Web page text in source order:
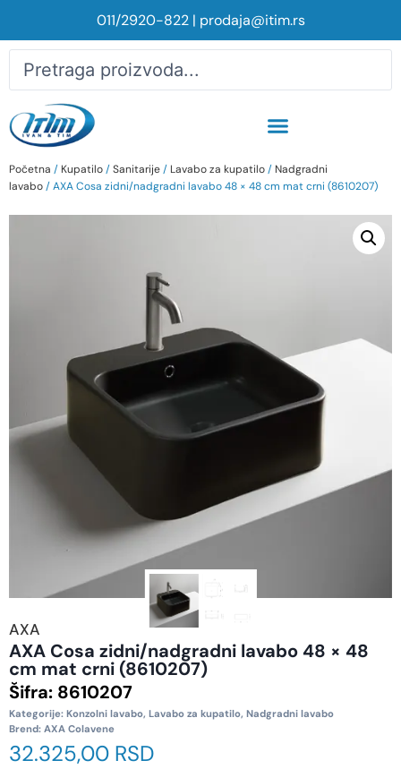
011/2920-822| prodaja@itim.rs
Početna / Kupatilo/Sanitarije/ Lavabo za kupatilo/ Nadgradni
lavabo/ AXA Cosa zidni/nadgradni lavabo 48 × 48 cm mat crni (8610207)
AXA
AXA Cosa zidni/nadgradni lavabo 48 × 48
cm mat crni (8610207)
Šifra: 8610207
Kategorije: Konzolni lavabo, Lavabo za kupatilo, Nadgradni lavabo
Brend: AXA Colavene
32.325,00 RSD